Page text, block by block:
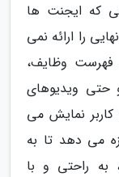
که ایجنت ها
را ارائه نمی
فهرست وظایف،
حتی ویدیوهای
کاربر نمایش می
می دهد تا به
راحتی و با